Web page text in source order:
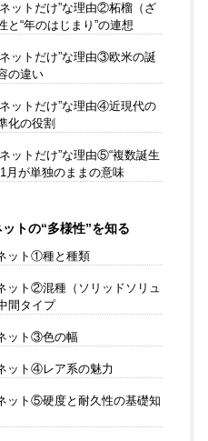
ットだけ”な理由②柘榴（ざ
と“年のはじまり”の連想
ットだけ”な理由③欧米の誕
の違い
ットだけ”な理由④近現代の
化の役割
ットだけ”な理由⑤“複数誕生
月が単独のままの意味
トの“多様性”を知る
ット①種と種類
ット②混種（ソリッドソリュ
間タイプ
ット③色の幅
ット④レア系の魅力
ット⑤硬度と耐久性の基礎知